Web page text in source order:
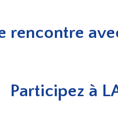
rencontre
Participez à